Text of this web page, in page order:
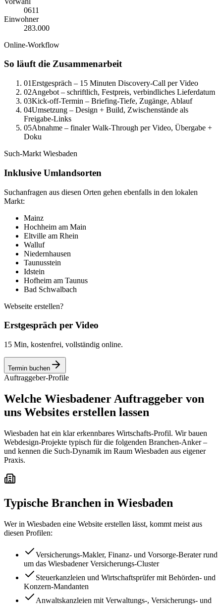
0611
Einwohner
283.000
Online-Workflow
So läuft die Zusammenarbeit
01Erstgespräch – 15 Minuten Discovery-Call per Video
02Angebot – schriftlich, Festpreis, verbindliches Lieferdatum
03Kick-off-Termin – Briefing-Tiefe, Zugänge, Ablauf
04Umsetzung – Design + Build, Zwischenstände als
Freigabe-Links
05Abnahme – finaler Walk-Through per Video, Übergabe +
Doku
Such-Markt Wiesbaden
Inklusive Umlandsorten
Suchanfragen aus diesen Orten gehen ebenfalls in den lokalen
Markt:
Mainz
Hochheim am Main
Eltville am Rhein
Walluf
Niedernhausen
Taunusstein
Idstein
Hofheim am Taunus
Bad Schwalbach
Webseite erstellen?
Erstgespräch per Video
15 Min, kostenfrei, vollständig online.
Termin buchen
Auftraggeber-Profile
Welche Wiesbadener Auftraggeber von
uns Websites erstellen lassen
Wiesbaden hat ein klar erkennbares Wirtschafts-Profil. Wir bauen
Webdesign-Projekte typisch für die folgenden Branchen-Anker –
und kennen die Such-Dynamik im Raum Wiesbaden aus eigener
Praxis.
Typische Branchen in Wiesbaden
Wer in Wiesbaden eine Website erstellen lässt, kommt meist aus
diesen Profilen:
Versicherungs-Makler, Finanz- und Vorsorge-Berater rund
um das Wiesbadener Versicherungs-Cluster
Steuerkanzleien und Wirtschaftsprüfer mit Behörden- und
Konzern-Mandanten
Anwaltskanzleien mit Verwaltungs-, Versicherungs- und